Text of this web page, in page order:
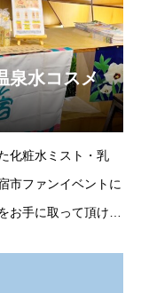
泉水コスメ
化粧水ミスト・乳
市ファンイベントに
お手に取って頂ける